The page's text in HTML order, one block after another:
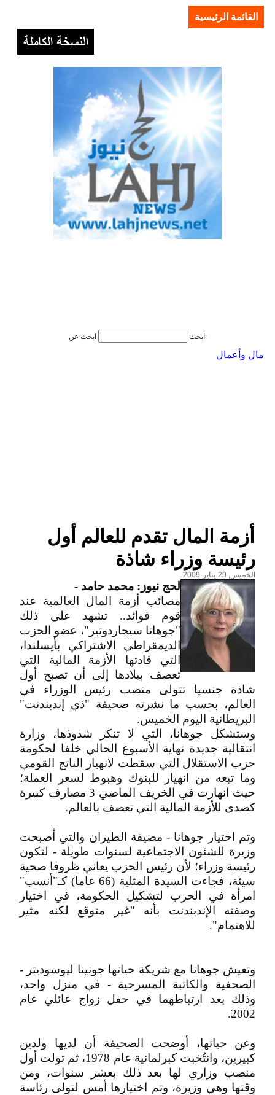
القائمة الرئيسية
ابحث ابحث عن:
مال وأعمال
أزمة المال تقدم للعالم أول
رئيسة وزراء شاذة
الخميس, 29-يناير-2009
لحج نيوز: محمد حامد -
مصائب أزمة المال العالمية عند
قوم فوائد.. تشهد على ذلك
"جوهانا سيجاردوتير"، عضو الحزب
الديمقراطي الاشتراكي بأيسلندا،
التي قادتها الأزمة المالية التي
تعصف ببلادها إلى أن تصبح أول
شاذة جنسيا تتولى منصب رئيس الوزراء في
العالم، بحسب ما نشرته صحيفة "ذي إندبندنت"
البريطانية اليوم الخميس.
وستشكل جوهانا، التي لا تنكر شذوذها، وزارة
انتقالية جديدة نهاية الأسبوع الحالي خلفا لحكومة
حزب الاستقلال التي سقطت لانهيار الناتج القومي
وما تبعه من انهيار للبنوك وهبوط لسعر العملة؛
حيث انهارت في الخريف الماضي 3 مصارف كبيرة
كصدى للأزمة المالية التي تعصف بالعالم.
وتم اختيار جوهانا - مضيفة الطيران والتي أصبحت
وزيرة للشئون الاجتماعية لسنوات طويلة - لتكون
رئيسة وزراء؛ لأن رئيس الحزب يعاني ظروفا صحية
سيئة، فجاءت السيدة المثلية (66 عاما) كـ"أنسب"
امرأة في الحزب لتشكيل الحكومة، في اختيار
وصفته الإندبندنت بأنه "غير متوقع لكنه مثير
للاهتمام".
وتعيش جوهانا مع شريكة حياتها جونينا ليوسوديتر -
الصحفية والكاتبة المسرحية - في منزل واحد،
وذلك بعد ارتباطهما في حفل زواج عائلي عام
2002.
وعن حياتها، أوضحت الصحيفة أن لديها ولدين
كبيرين، وانتُخبت كبرلمانية عام 1978، ثم تولت أول
منصب وزاري لها بعد ذلك بعشر سنوات، ومن
وقتها وهي وزيرة، وتم اختيارها أمس لتولي رئاسة